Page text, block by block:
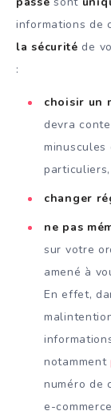
informations de
la sécurité de
:
choisir un
devra
minuscules
changer
ne pas
sur votre
amené à
En effet,
notamment
numéro de
e-